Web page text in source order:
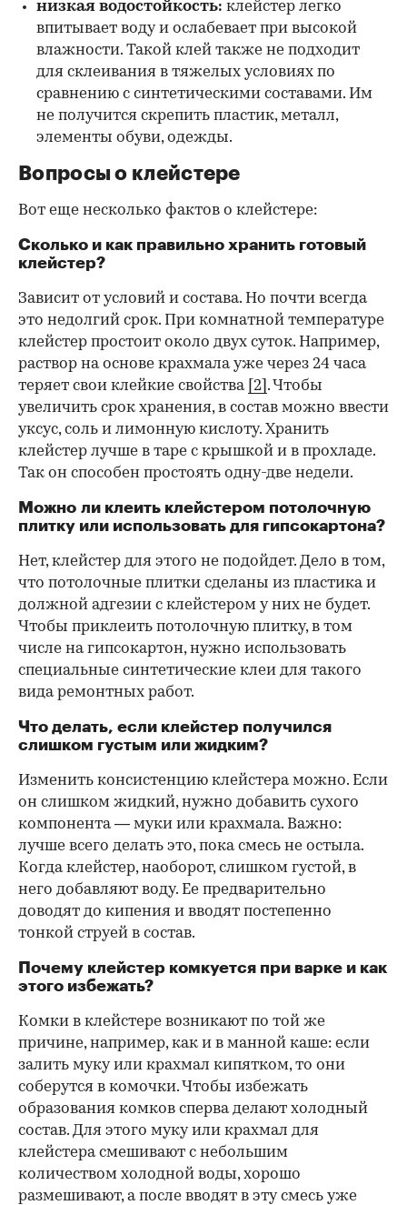
низкая водостойкость: клейстер легко
впитывает воду и ослабевает при высокой
влажности. Такой клей также не подходит
для склеивания в тяжелых условиях по
сравнению с синтетическими составами. Им
не получится скрепить пластик, металл,
элементы обуви, одежды.
Вопросы о клейстере
Вот еще несколько фактов о клейстере:
Сколько и как правильно хранить готовый
клейстер?
Зависит от условий и состава. Но почти всегда
это недолгий срок. При комнатной температуре
клейстер простоит около двух суток. Например,
раствор на основе крахмала уже через 24 часа
теряет свои клейкие свойства [2] . Чтобы
увеличить срок хранения, в состав можно ввести
уксус, соль и лимонную кислоту. Хранить
клейстер лучше в таре с крышкой и в прохладе.
Так он способен простоять одну-две недели.
Можно ли клеить клейстером потолочную
плитку или использовать для гипсокартона?
Нет, клейстер для этого не подойдет. Дело в том,
что потолочные плитки сделаны из пластика и
должной адгезии с клейстером у них не будет.
Чтобы приклеить потолочную плитку, в том
числе на гипсокартон, нужно использовать
специальные синтетические клеи для такого
вида ремонтных работ.
Что делать, если клейстер получился
слишком густым или жидким?
Изменить консистенцию клейстера можно. Если
он слишком жидкий, нужно добавить сухого
компонента — муки или крахмала. Важно:
лучше всего делать это, пока смесь не остыла.
Когда клейстер, наоборот, слишком густой, в
него добавляют воду. Ее предварительно
доводят до кипения и вводят постепенно
тонкой струей в состав.
Почему клейстер комкуется при варке и как
этого избежать?
Комки в клейстере возникают по той же
причине, например, как и в манной каше: если
залить муку или крахмал кипятком, то они
соберутся в комочки. Чтобы избежать
образования комков сперва делают холодный
состав. Для этого муку или крахмал для
клейстера смешивают с небольшим
количеством холодной воды, хорошо
размешивают, а после вводят в эту смесь уже